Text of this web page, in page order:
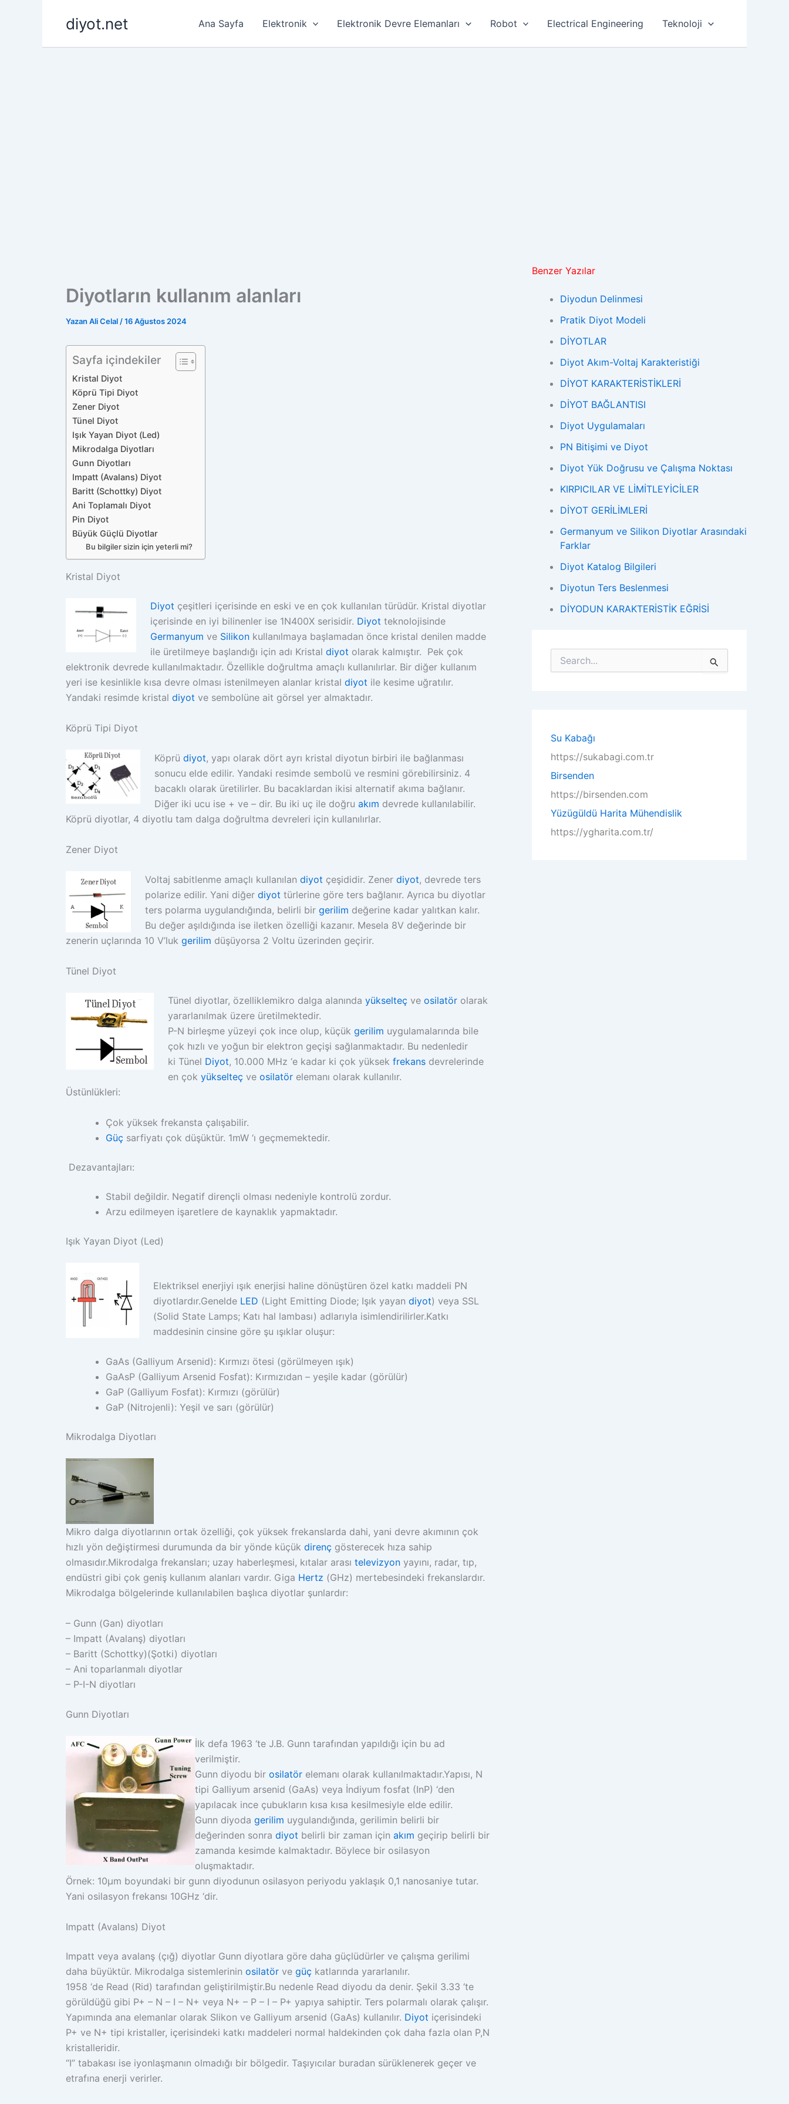
diyot.net Ana Sayfa Elektronik Elektronik Devre Elemanları Robot Electrical Engineering Teknoloji
Diyotların kullanım alanları
Yazan Ali Celal /16 Ağustos 2024
Sayfa içindekiler
Kristal Diyot
Köprü Tipi Diyot
Zener Diyot
Tünel Diyot
Işık Yayan Diyot (Led)
Mikrodalga Diyotları
Gunn Diyotları
Impatt (Avalans) Diyot
Baritt (Schottky) Diyot
Ani Toplamalı Diyot
Pin Diyot
Büyük Güçlü Diyotlar
Bu bilgiler sizin için yeterli mi?
Kristal Diyot
Diyot çeşitleri içerisinde en eski ve en çok kullanılan türüdür. Kristal diyotlar
içerisinde en iyi bilinenler ise 1N400X serisidir. Diyot teknolojisinde
Germanyum ve Silikon kullanılmaya başlamadan önce kristal denilen madde
ile üretilmeye başlandığı için adı Kristal diyot olarak kalmıştır. Pek çok
elektronik devrede kullanılmaktadır. Özellikle doğrultma amaçlı kullanılırlar. Bir diğer kullanım
yeri ise kesinlikle kısa devre olması istenilmeyen alanlar kristal diyot ile kesime uğratılır.
Yandaki resimde kristal diyot ve sembolüne ait görsel yer almaktadır.
Köprü Tipi Diyot
Köprü diyot, yapı olarak dört ayrı kristal diyotun birbiri ile bağlanması
sonucu elde edilir. Yandaki resimde sembolü ve resmini görebilirsiniz. 4
bacaklı olarak üretilirler. Bu bacaklardan ikisi alternatif akıma bağlanır.
Diğer iki ucu ise + ve – dir. Bu iki uç ile doğru akım devrede kullanılabilir.
Köprü diyotlar, 4 diyotlu tam dalga doğrultma devreleri için kullanılırlar.
Zener Diyot
Voltaj sabitlenme amaçlı kullanılan diyot çeşididir. Zener diyot, devrede ters
polarize edilir. Yani diğer diyot türlerine göre ters bağlanır. Ayrıca bu diyotlar
ters polarma uygulandığında, belirli bir gerilim değerine kadar yalıtkan kalır.
Bu değer aşıldığında ise iletken özelliği kazanır. Mesela 8V değerinde bir
zenerin uçlarında 10 V’luk gerilim düşüyorsa 2 Voltu üzerinden geçirir.
Tünel Diyot
Tünel diyotlar, özelliklemikro dalga alanında yükselteç ve osilatör olarak
yararlanılmak üzere üretilmektedir.
P-N birleşme yüzeyi çok ince olup, küçük gerilim uygulamalarında bile
çok hızlı ve yoğun bir elektron geçişi sağlanmaktadır. Bu nedenledir
ki Tünel Diyot, 10.000 MHz ‘e kadar ki çok yüksek frekans devrelerinde
en çok yükselteç ve osilatör elemanı olarak kullanılır.
Üstünlükleri:
Çok yüksek frekansta çalışabilir.
Güç sarfiyatı çok düşüktür. 1mW ‘ı geçmemektedir.
Dezavantajları:
Stabil değildir. Negatif dirençli olması nedeniyle kontrolü zordur.
Arzu edilmeyen işaretlere de kaynaklık yapmaktadır.
Işık Yayan Diyot (Led)
Elektriksel enerjiyi ışık enerjisi haline dönüştüren özel katkı maddeli PN
diyotlardır.Genelde LED (Light Emitting Diode; Işık yayan diyot) veya SSL
(Solid State Lamps; Katı hal lambası) adlarıyla isimlendirilirler.Katkı
maddesinin cinsine göre şu ışıklar oluşur:
GaAs (Galliyum Arsenid): Kırmızı ötesi (görülmeyen ışık)
GaAsP (Galliyum Arsenid Fosfat): Kırmızıdan – yeşile kadar (görülür)
GaP (Galliyum Fosfat): Kırmızı (görülür)
GaP (Nitrojenli): Yeşil ve sarı (görülür)
Mikrodalga Diyotları
Mikro dalga diyotlarının ortak özelliği, çok yüksek frekanslarda dahi, yani devre akımının çok
hızlı yön değiştirmesi durumunda da bir yönde küçük direnç gösterecek hıza sahip
olmasıdır.Mikrodalga frekansları; uzay haberleşmesi, kıtalar arası televizyon yayını, radar, tıp,
endüstri gibi çok geniş kullanım alanları vardır. Giga Hertz (GHz) mertebesindeki frekanslardır.
Mikrodalga bölgelerinde kullanılabilen başlıca diyotlar şunlardır:
– Gunn (Gan) diyotları
– Impatt (Avalanş) diyotları
– Baritt (Schottky)(Şotki) diyotları
– Ani toparlanmalı diyotlar
– P-I-N diyotları
Gunn Diyotları
İlk defa 1963 ‘te J.B. Gunn tarafından yapıldığı için bu ad
verilmiştir.
Gunn diyodu bir osilatör elemanı olarak kullanılmaktadır.Yapısı, N
tipi Galliyum arsenid (GaAs) veya İndiyum fosfat (InP) ‘den
yapılacak ince çubukların kısa kısa kesilmesiyle elde edilir.
Gunn diyoda gerilim uygulandığında, gerilimin belirli bir
değerinden sonra diyot belirli bir zaman için akım geçirip belirli bir
zamanda kesimde kalmaktadır. Böylece bir osilasyon
oluşmaktadır.
Örnek: 10µm boyundaki bir gunn diyodunun osilasyon periyodu yaklaşık 0,1 nanosaniye tutar.
Yani osilasyon frekansı 10GHz ‘dir.
Impatt (Avalans) Diyot
Impatt veya avalanş (çığ) diyotlar Gunn diyotlara göre daha güçlüdürler ve çalışma gerilimi
daha büyüktür. Mikrodalga sistemlerinin osilatör ve güç katlarında yararlanılır.
1958 ‘de Read (Rid) tarafından geliştirilmiştir.Bu nedenle Read diyodu da denir. Şekil 3.33 ‘te
görüldüğü gibi P+ – N – I – N+ veya N+ – P – I – P+ yapıya sahiptir. Ters polarmalı olarak çalışır.
Yapımında ana elemanlar olarak Slikon ve Galliyum arsenid (GaAs) kullanılır. Diyot içerisindeki
P+ ve N+ tipi kristaller, içerisindeki katkı maddeleri normal haldekinden çok daha fazla olan P,N
kristalleridir.
“I” tabakası ise iyonlaşmanın olmadığı bir bölgedir. Taşıyıcılar buradan sürüklenerek geçer ve
etrafına enerji verirler.
Benzer Yazılar
Diyodun Delinmesi
Pratik Diyot Modeli
DİYOTLAR
Diyot Akım-Voltaj Karakteristiği
DİYOT KARAKTERİSTİKLERİ
DİYOT BAĞLANTISI
Diyot Uygulamaları
PN Bitişimi ve Diyot
Diyot Yük Doğrusu ve Çalışma Noktası
KIRPICILAR VE LİMİTLEYİCİLER
DİYOT GERİLİMLERİ
Germanyum ve Silikon Diyotlar Arasındaki
Farklar
Diyot Katalog Bilgileri
Diyotun Ters Beslenmesi
DİYODUN KARAKTERİSTİK EĞRİSİ
o
:
Su Kabağı
https://sukabagi.com.tr
Birsenden
https://birsenden.com
Yüzügüldü Harita Mühendislik
https://ygharita.com.tr/